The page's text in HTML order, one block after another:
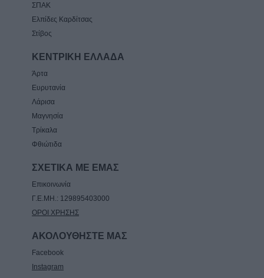
ΣΠΑΚ
Ελπίδες Καρδίτσας
Στίβος
ΚΕΝΤΡΙΚΗ ΕΛΛΑΔΑ
Άρτα
Ευρυτανία
Λάρισα
Μαγνησία
Τρίκαλα
Φθιώτιδα
ΣΧΕΤΙΚΑ ΜΕ ΕΜΑΣ
Επικοινωνία
Γ.Ε.ΜΗ.: 129895403000
ΟΡΟΙ ΧΡΗΣΗΣ
ΑΚΟΛΟΥΘΗΣΤΕ ΜΑΣ
Facebook
Instagram